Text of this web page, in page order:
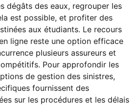
dégâts des eaux, regrouper les
est possible, et profiter des
aux étudiants. Le recours
ligne reste une option efficace
plusieurs assureurs et
Pour approfondir les
de gestion des sinistres,
fournissent des
sur les procédures et les délais